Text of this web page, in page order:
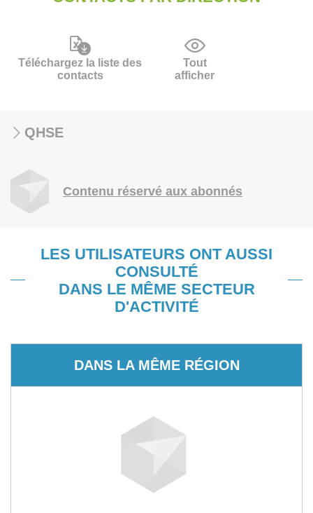
Téléchargez la liste des
contacts
Tout
afficher
QHSE
Contenu réservé aux abonnés
LES UTILISATEURS ONT AUSSI
CONSULTÉ
DANS LE MÊME SECTEUR
D'ACTIVITÉ
DANS LA MÊME RÉGION